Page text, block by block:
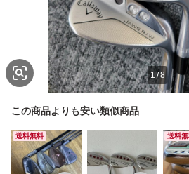
1/8
この商品よりも安い類似商品
送料無料 送料